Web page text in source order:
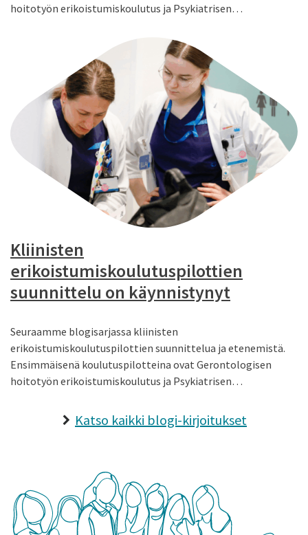
hoitotyön erikoistumiskoulutus ja Psykiatrisen…
Kliinisten
erikoistumiskoulutuspilottien
suunnittelu on käynnistynyt
Seuraamme blogisarjassa kliinisten
erikoistumiskoulutuspilottien suunnittelua ja etenemistä.
Ensimmäisenä koulutuspilotteina ovat Gerontologisen
hoitotyön erikoistumiskoulutus ja Psykiatrisen…
Katso kaikki blogi-kirjoitukset